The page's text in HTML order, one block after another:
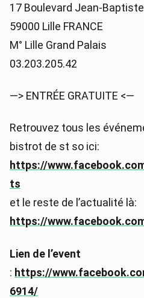
17 Boulevard Jean-
59000 Lille FRANCE
M° Lille Grand Palais
03.203.205.42
—> ENTRÉE GRATUITE <—
Retrouvez tous les
bistrot de st so ici:
https://
ts
et le reste de l’actualité là:
https://
Lien de l’event
: https://
6914/